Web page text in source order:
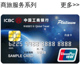
更多>>
商旅服务系列